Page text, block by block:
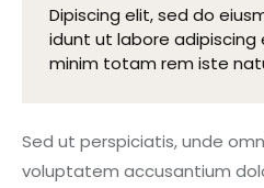
Dipiscing elit, sed do
idunt ut labore
minim totam rem iste
Sed ut perspiciatis, unde
voluptatem accusantium